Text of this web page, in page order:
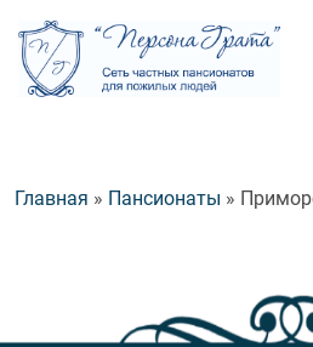
Строка навигации
Главная Пансионаты